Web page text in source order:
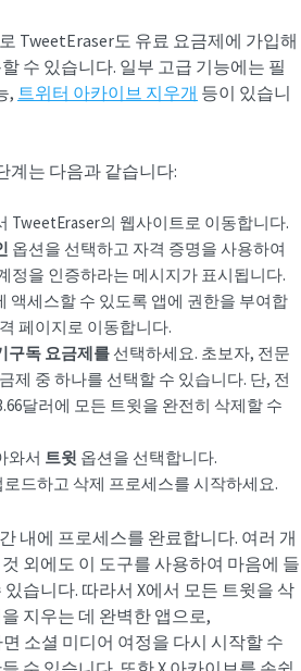
TweetEraser도 유료 요금제에 가입해
수 있습니다. 일부 고급 기능에는 필
, 트위터 아카이브 지우개 등이 있습니
계는 다음과 같습니다:
TweetEraser의 웹사이트로 이동합니다.
옵션을 선택하고 자격 증명을 사용하여
정을 인증하라는 메시지가 표시됩니다.
액세스할 수 있도록 앱에 권한을 부여합
페이지로 이동합니다.
구독 요금제를 선택하세요. 초보자, 전문
제 중 하나를 선택할 수 있습니다. 단, 전
달러에 모든 트윗을 완전히 삭제할 수
와서 트윗 옵션을 선택합니다.
드하고 삭제 프로세스를 시작하세요.
내에 프로세스를 완료합니다. 여러 개
외에도 이 도구를 사용하여 마음에 들
습니다. 따라서 X에서 모든 트윗을 삭
지우는 데 완벽한 앱으로,
소셜 미디어 여정을 다시 시작할 수